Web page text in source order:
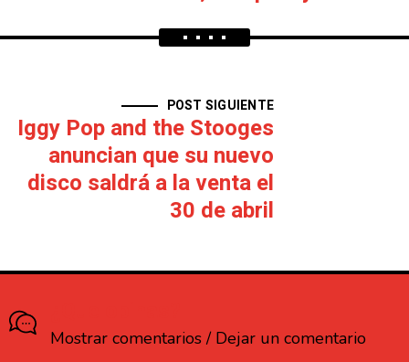
POST SIGUIENTE
Iggy Pop and the Stooges
anuncian que su nuevo
disco saldrá a la venta el
30 de abril
Mostrar comentarios / Dejar un comentario